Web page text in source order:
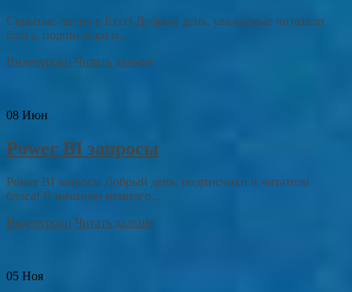
Скрытые листы в Excel Добрый день, уважаемые читатели
блога, подписчики и...
Видеоуроки Читать дальше
08 Июн
Power BI запросы
Power BI запросы Добрый день, подписчики и читатели
блога! Я начинаю немного...
Видеоуроки Читать дальше
05 Ноя